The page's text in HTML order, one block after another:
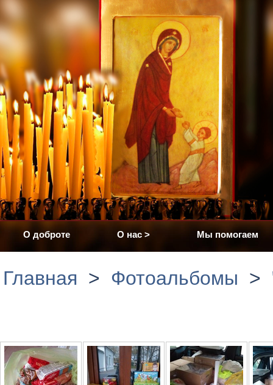
О доброте О нас > Мы помогаем
Главная > Фотоальбомы >